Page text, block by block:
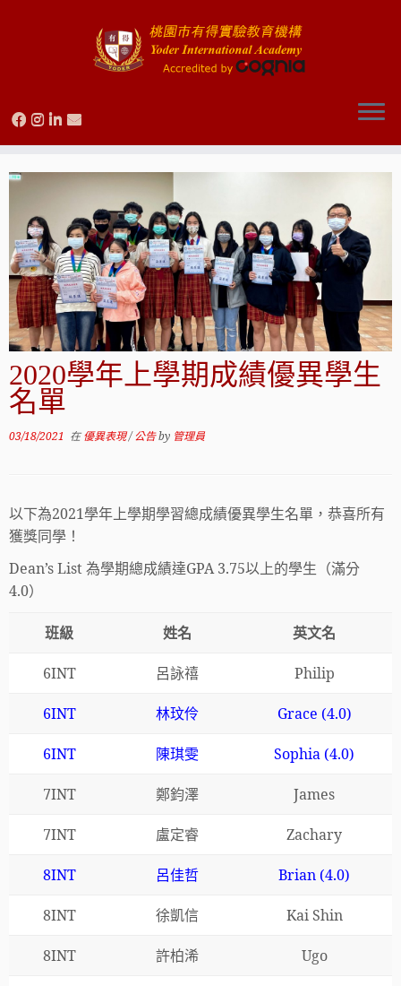
to
2020學年上學期成績優異學生
名單
03/18/2021 在優異表現/公告by 管理員
以下為2021學年上學期學習總成績優異學生名單，恭喜所有
獲獎同學！
Dean’s List 為學期總成績達GPA 3.75以上的學生（滿分
4.0）
班級 姓名 英文名
6INT 呂詠禧 Philip
6INT 林玟伶 Grace (4.0)
6INT 陳琪雯 Sophia (4.0)
7INT 鄭鈞澤 James
7INT 盧定睿 Zachary
8INT 呂佳哲 Brian (4.0)
8INT 徐凱信 Kai Shin
8INT 許柏浠 Ugo